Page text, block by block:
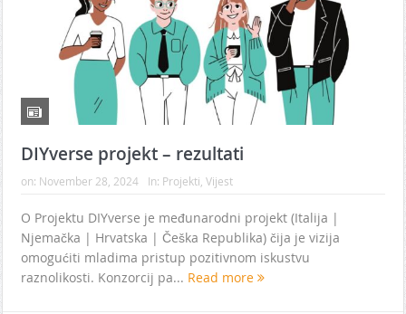
DIYverse projekt – rezultati
on: November 28, 2024 In: Projekti Vijest
O Projektu DIYverse je međunarodni projekt (Italija |
Njemačka | Hrvatska | Češka Republika) čija je vizija
omogućiti mladima pristup pozitivnom iskustvu
raznolikosti. Konzorcij pa... Read more